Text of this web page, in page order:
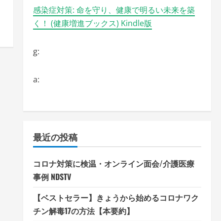
感染症対策: 命を守り、健康で明るい未来を築
く！ (健康増進ブックス) Kindle版
g:
a:
最近の投稿
コロナ対策に検温・オンライン面会/介護医療
事例 NDSTV
【ベストセラー】きょうから始めるコロナワク
チン解毒17の方法【本要約】